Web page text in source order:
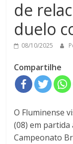
de
duelo
08/10/2025
Compartilhe
O Fluminense
(08) em partida
Campeonato